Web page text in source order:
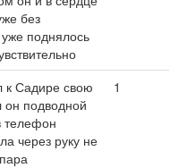
без
поднялось
к Садире свою
он подводной
телефон
через руку не
1